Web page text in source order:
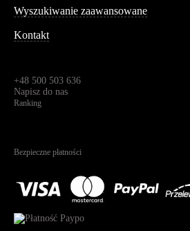
Wyszukiwanie zaawansowane
Kontakt
+48 500 503 636
Napisz do nas
Ranking
Bezpieczne płatności